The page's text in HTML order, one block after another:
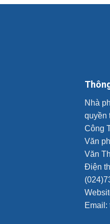
Nhà
quyền
Công
Văn
Văn
Điện
Email: